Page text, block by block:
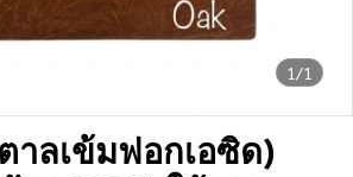
1/1
าลเข้มฟอกเอซิด)